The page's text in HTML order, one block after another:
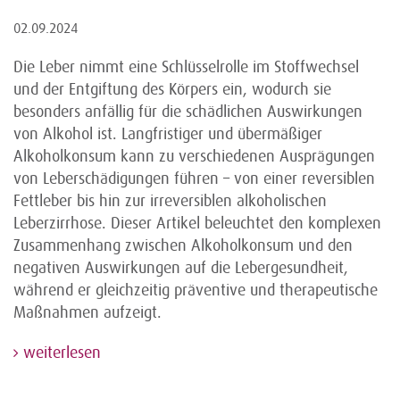
02.09.2024
Die Leber nimmt eine Schlüsselrolle im Stoffwechsel
und der Entgiftung des Körpers ein, wodurch sie
besonders anfällig für die schädlichen Auswirkungen
von Alkohol ist. Langfristiger und übermäßiger
Alkoholkonsum kann zu verschiedenen Ausprägungen
von Leberschädigungen führen – von einer reversiblen
Fettleber bis hin zur irreversiblen alkoholischen
Leberzirrhose. Dieser Artikel beleuchtet den komplexen
Zusammenhang zwischen Alkoholkonsum und den
negativen Auswirkungen auf die Lebergesundheit,
während er gleichzeitig präventive und therapeutische
Maßnahmen aufzeigt.
weiterlesen